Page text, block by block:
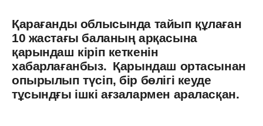
Қарағанды облысында тайып құлаған
10 жастағы баланың арқасына
қарындаш кіріп кеткенін
хабарлағанбыз. Қарындаш ортасынан
опырылып түсіп, бір бөлігі кеуде
тұсындғы ішкі ағзалармен араласқан.